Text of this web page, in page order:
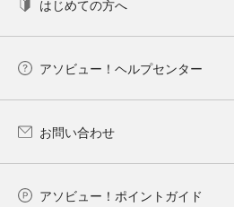
はじめての方へ
アソビュー！ヘルプセンター
お問い合わせ
アソビュー！ポイントガイド